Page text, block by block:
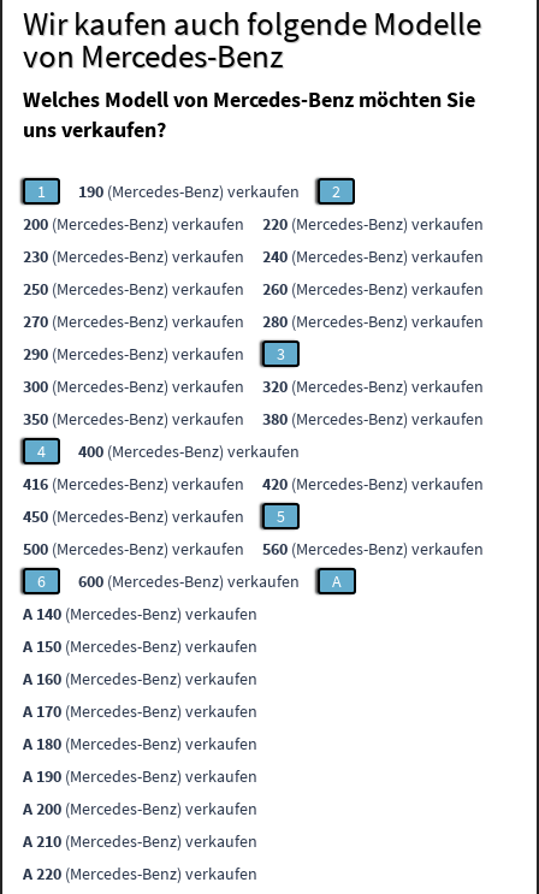
Wir kaufen auch folgende Modelle
von Mercedes-Benz
Welches Modell von Mercedes-Benz möchten Sie
uns verkaufen?
1 190 (Mercedes-Benz) verkaufen
2
200 (Mercedes-Benz) verkaufen 220 (Mercedes-Benz) verkaufen
230 (Mercedes-Benz) verkaufen 240 (Mercedes-Benz) verkaufen
250 (Mercedes-Benz) verkaufen 260 (Mercedes-Benz) verkaufen
270 (Mercedes-Benz) verkaufen 280 (Mercedes-Benz) verkaufen
290 (Mercedes-Benz) verkaufen
3
300 (Mercedes-Benz) verkaufen 320 (Mercedes-Benz) verkaufen
350 (Mercedes-Benz) verkaufen 380 (Mercedes-Benz) verkaufen
4
400 (Mercedes-Benz) verkaufen
416 (Mercedes-Benz) verkaufen 420 (Mercedes-Benz) verkaufen
450 (Mercedes-Benz) verkaufen
5
500 (Mercedes-Benz) verkaufen 560 (Mercedes-Benz) verkaufen
6
600 (Mercedes-Benz) verkaufen
A
A 140 (Mercedes-Benz) verkaufen
A 150 (Mercedes-Benz) verkaufen
A 160 (Mercedes-Benz) verkaufen
A 170 (Mercedes-Benz) verkaufen
A 180 (Mercedes-Benz) verkaufen
A 190 (Mercedes-Benz) verkaufen
A 200 (Mercedes-Benz) verkaufen
A 210 (Mercedes-Benz) verkaufen
A 220 (Mercedes-Benz) verkaufen